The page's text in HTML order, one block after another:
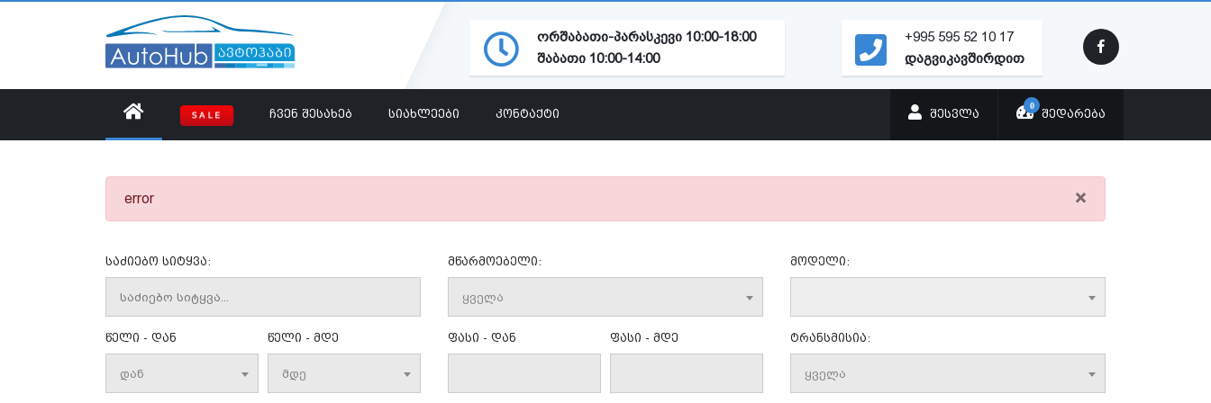
ორშაბათი-პარასკევი 10:00-18:00
შაბათი 10:00-14:00
+995 595 52 10 17
დაგვიკავშირდით
SALE ᲩᲕᲔᲜ ᲨᲔᲡᲐᲮᲔᲑ ᲡᲘᲐᲮᲚᲔᲔᲑᲘ ᲙᲝᲜᲢᲐᲥᲢᲘ ᲨᲔᲡᲕᲚᲐ
0
ᲨᲔᲓᲐᲠᲔᲑᲐ
×
error
საძიებო სიტყვა: მწარმოებელი:
ყველა
მოდელი:
წელი - დან
დან
წელი - მდე
მდე
ფასი - დან ფასი - მდე ტრანსმისია:
ყველა